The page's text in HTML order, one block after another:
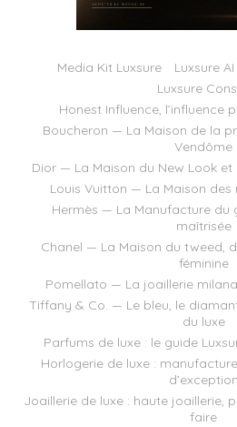
Media Kit Luxsure Luxsure AI
Luxsure
Honest Influence, l’influence
Boucheron — La Maison de la
Vendôme
Dior — La Maison du New Look
Louis Vuitton — La Maison
Hermès — La Manufacture du
maîtrisée
Chanel — La Maison du tweed,
féminine
Pomellato — La joaillerie
Tiffany & Co. — Le bleu, le
du luxe
Parfums de luxe : le guide
Horlogerie de luxe :
d’exception
Joaillerie de luxe : haute joaillerie,
faire